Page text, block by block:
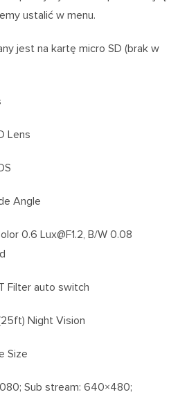
ustalić w menu.
jest na kartę micro SD (brak w
Lens
Angle
0.6 Lux@F1.2, B/W 0.08
Filter auto switch
Night Vision
Size
Sub stream: 640×480;